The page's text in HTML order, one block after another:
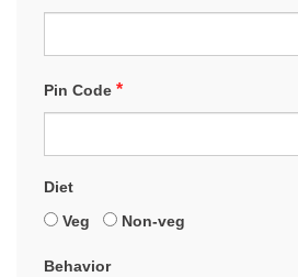
Pin Code *
Diet
Veg
Non-veg
Behavior